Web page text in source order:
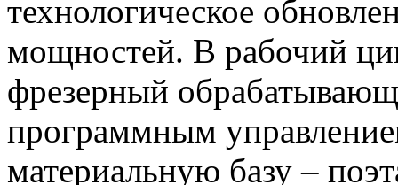
технологическое
мощностей. В рабочий
фрезерный
программным
материальную базу –